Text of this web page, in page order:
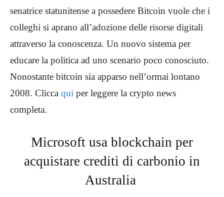
senatrice statunitense a possedere Bitcoin vuole che i
colleghi si aprano all’adozione delle risorse digitali
attraverso la conoscenza. Un nuovo sistema per
educare la politica ad uno scenario poco conosciuto.
Nonostante bitcoin sia apparso nell’ormai lontano
2008. Clicca qui per leggere la crypto news
completa.
Microsoft usa blockchain per
acquistare crediti di carbonio in
Australia